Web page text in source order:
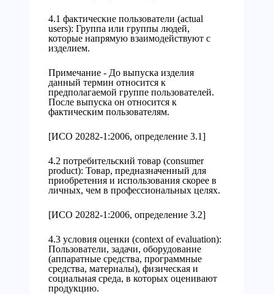
4.1 фактические пользователи (actual
users): Группа или группы людей,
которые напрямую взаимодействуют с
изделием.
Примечание - До выпуска изделия
данный термин относится к
предполагаемой группе пользователей.
После выпуска он относится к
фактическим пользователям.
[ИСО 20282-1:2006, определение 3.1]
4.2 потребительский товар (consumer
product): Товар, предназначенный для
приобретения и использования скорее в
личных, чем в профессиональных целях.
[ИСО 20282-1:2006, определение 3.2]
4.3 условия оценки (context of evaluation):
Пользователи, задачи, оборудование
(аппаратные средства, программные
средства, материалы), физическая и
социальная среда, в которых оценивают
продукцию.